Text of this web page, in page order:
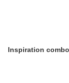
Inspiration combo